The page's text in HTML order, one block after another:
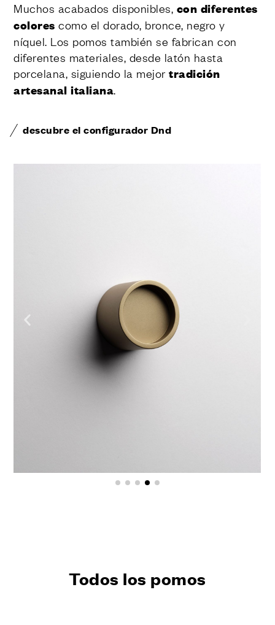
Muchos acabados disponibles, con diferentes
colores como el dorado, bronce, negro y
níquel. Los pomos también se fabrican con
diferentes materiales, desde latón hasta
porcelana, siguiendo la mejor tradición
artesanal italiana.
descubre el configurador Dnd
Todos los pomos